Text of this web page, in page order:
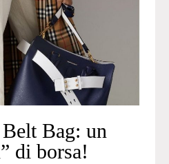
Bag: un
di borsa!